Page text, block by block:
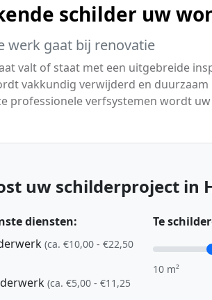
schilder uw
werk gaat bij renovatie
valt of staat met een uitgebreide
vakkundig verwijderd en
professionele verfsystemen wordt
uw schilderproject in
diensten:
(ca. €10,00 - €22,50
(ca. €5,00 - €11,25
Te
10 m²